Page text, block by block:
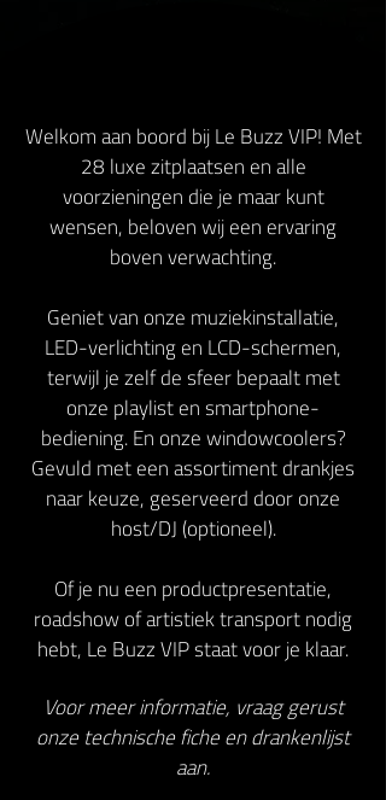
Welkom aan boord bij Le Buzz VIP! Met
28 luxe zitplaatsen en alle
voorzieningen die je maar kunt
wensen, beloven wij een ervaring
boven verwachting.
Geniet van onze muziekinstallatie,
LED-verlichting en LCD-schermen,
terwijl je zelf de sfeer bepaalt met
onze playlist en smartphone-
bediening. En onze windowcoolers?
Gevuld met een assortiment drankjes
naar keuze, geserveerd door onze
host/DJ (optioneel).
Of je nu een productpresentatie,
roadshow of artistiek transport nodig
hebt, Le Buzz VIP staat voor je klaar.
Voor meer informatie, vraag gerust
onze technische fiche en drankenlijst
aan.